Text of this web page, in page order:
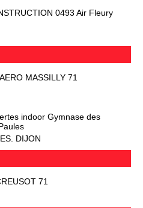
0493 Air Fleury
MASSILLY 71
indoor Gymnase des
DIJON
71